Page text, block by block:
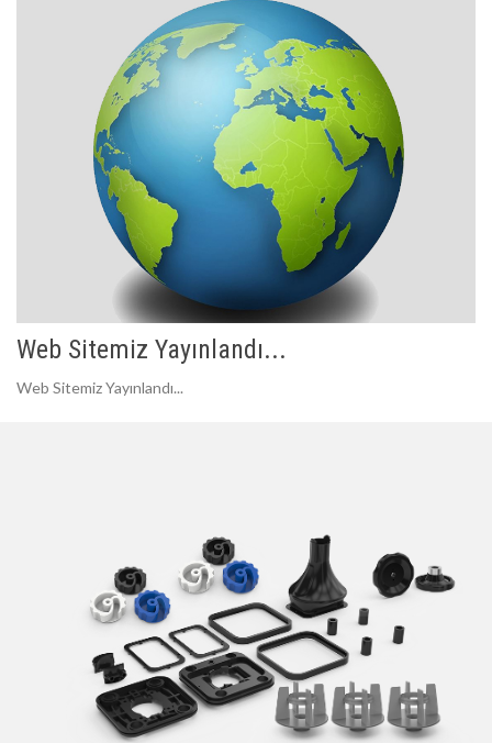
Web Sitemiz Yayınlandı...
Web Sitemiz Yayınlandı...